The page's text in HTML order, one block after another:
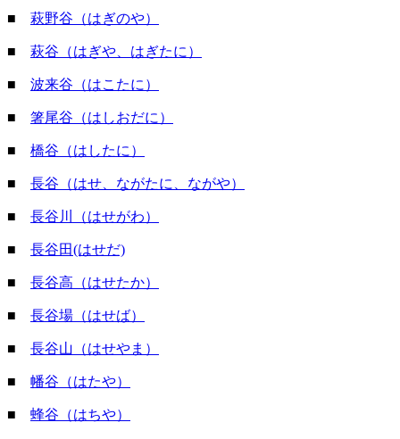
■ 萩野谷（はぎのや）
■ 萩谷（はぎや、はぎたに）
■ 波来谷（はこたに）
■ 箸尾谷（はしおだに）
■ 橋谷（はしたに）
■ 長谷（はせ、ながたに、ながや）
■ 長谷川（はせがわ）
■ 長谷田(はせだ)
■ 長谷高（はせたか）
■ 長谷場（はせば）
■ 長谷山（はせやま）
■ 幡谷（はたや）
■ 蜂谷（はちや）